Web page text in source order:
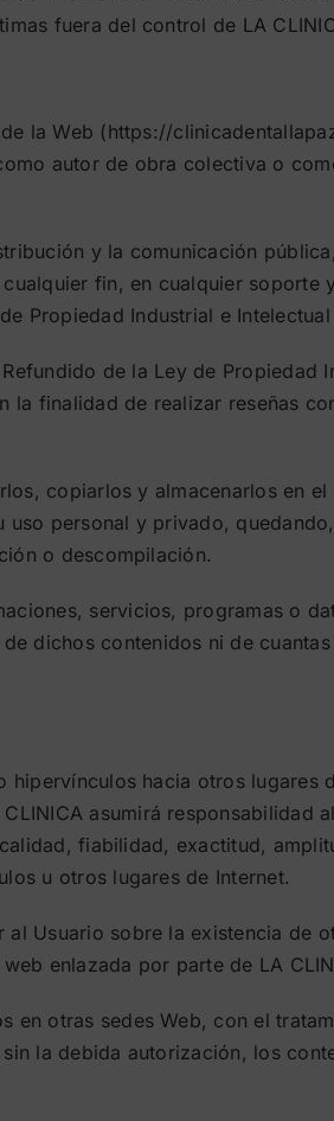
fuera del control de LA
la Web (https://
autor de obra colectiva o
y la comunicación
fin, en cualquier
Propiedad Industrial e
de la Ley de Propiedad
finalidad de realizar reseñas
copiarlos y almacenarlos en
personal y privado,
o descompilación.
servicios, programas o
dichos contenidos ni de
hipervínculos hacia otros
asumirá responsabilidad
fiabilidad, exactitud,
u otros lugares de Internet.
Usuario sobre la existencia de
enlazada por parte de LA
en otras sedes Web, con el
la debida autorización, los